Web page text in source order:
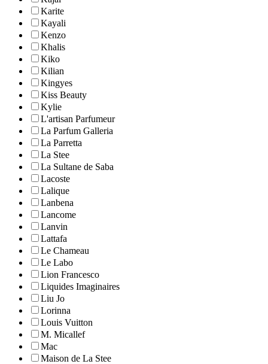
Karite
Kayali
Kenzo
Khalis
Kiko
Kilian
Kingyes
Kiss Beauty
Kylie
L'artisan Parfumeur
La Parfum Galleria
La Parretta
La Stee
La Sultane de Saba
Lacoste
Lalique
Lanbena
Lancome
Lanvin
Lattafa
Le Chameau
Le Labo
Lion Francesco
Liquides Imaginaires
Liu Jo
Lorinna
Louis Vuitton
M. Micallef
Mac
Maison de La Stee